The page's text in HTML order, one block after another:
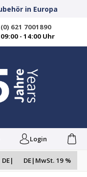
in Europa
621 7001890
- 14:00 Uhr
Login
DE| DE| MwSt. 19 %